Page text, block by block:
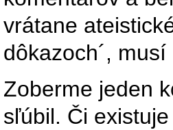
vrátane
dôkazoch´,
Zoberme jeden
sľúbil. Či